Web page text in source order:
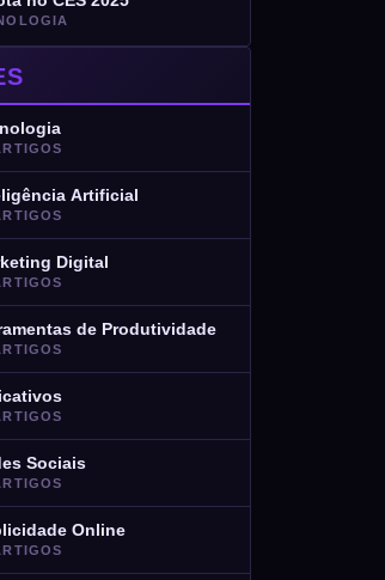
Artificial
Digital
de Produtividade
Sociais
Online